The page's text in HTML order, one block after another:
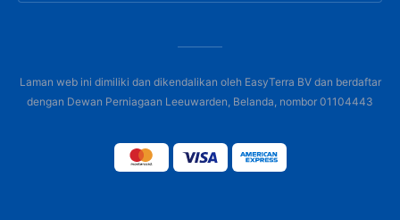
Laman web ini dimiliki dan dikendalikan oleh EasyTerra BV dan berdaftar
dengan Dewan Perniagaan Leeuwarden, Belanda, nombor 01104443